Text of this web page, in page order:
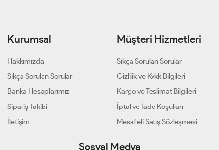
Kurumsal
Hakkımızda
Sıkça Sorulan Sorular
Banka Hesaplarımız
Sipariş Takibi
İletişim
Müşteri Hizmetleri
Sıkça Sorulan Sorular
Gizlilik ve Kvkk Bilgileri
Kargo ve Teslimat Bilgileri
İptal ve İade Koşulları
Mesafeli Satış Sözleşmesi
Sosyal Medya